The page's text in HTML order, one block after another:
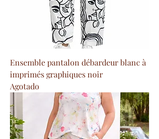
Ensemble pantalon débardeur blanc à
imprimés graphiques noir
Agotado